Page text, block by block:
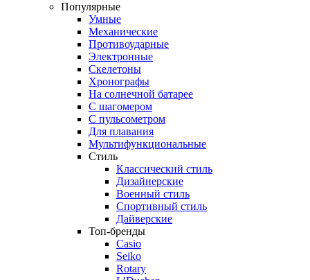
Популярные
Умные
Механические
Противоударные
Электронные
Скелетоны
Хронографы
На солнечной батарее
С шагомером
С пульсометром
Для плавания
Мультифункциональные
Стиль
Классический стиль
Дизайнерские
Военный стиль
Спортивный стиль
Дайверские
Топ-бренды
Casio
Seiko
Rotary